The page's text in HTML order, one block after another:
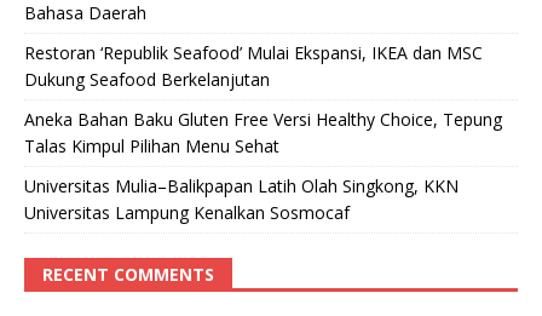
Bahasa Daerah
Restoran ‘Republik Seafood’ Mulai Ekspansi, IKEA dan MSC
Dukung Seafood Berkelanjutan
Aneka Bahan Baku Gluten Free Versi Healthy Choice, Tepung
Talas Kimpul Pilihan Menu Sehat
Universitas Mulia–Balikpapan Latih Olah Singkong, KKN
Universitas Lampung Kenalkan Sosmocaf
RECENT COMMENTS